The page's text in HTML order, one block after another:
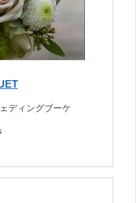
ディングブーケ